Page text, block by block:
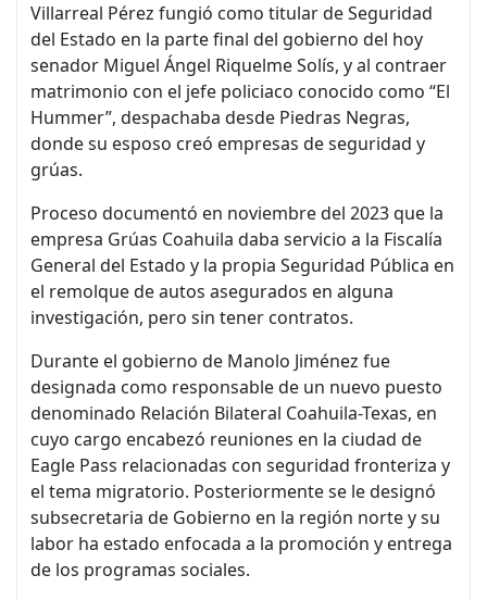
Villarreal Pérez fungió como titular de Seguridad
del Estado en la parte final del gobierno del hoy
senador Miguel Ángel Riquelme Solís, y al contraer
matrimonio con el jefe policiaco conocido como “El
Hummer”, despachaba desde Piedras Negras,
donde su esposo creó empresas de seguridad y
grúas.
Proceso documentó en noviembre del 2023 que la
empresa Grúas Coahuila daba servicio a la Fiscalía
General del Estado y la propia Seguridad Pública en
el remolque de autos asegurados en alguna
investigación, pero sin tener contratos.
Durante el gobierno de Manolo Jiménez fue
designada como responsable de un nuevo puesto
denominado Relación Bilateral Coahuila-Texas, en
cuyo cargo encabezó reuniones en la ciudad de
Eagle Pass relacionadas con seguridad fronteriza y
el tema migratorio. Posteriormente se le designó
subsecretaria de Gobierno en la región norte y su
labor ha estado enfocada a la promoción y entrega
de los programas sociales.